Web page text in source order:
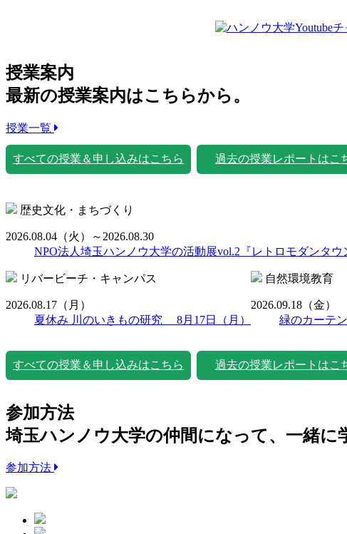
授業案内
最新の授業案内はこちらから。
授業一覧
すべての授業＆申し込みはこちら 過去の授業レポートはこ
歴史文化・まちづくり
2026.08.04 （火）
～2026.08.30
NPO法人埼玉ハンノウ大学の活動展vol.2『レトロモダンタウ
リバービーチ・キャンパス
2026.08.17 （月）
夏休み 川のいきもの研究 8月17日（月）
自然環境教育
2026.09.18 （金）
緑のカーテ
すべての授業＆申し込みはこちら 過去の授業レポートはこ
参加方法
埼玉ハンノウ大学の仲間になって、一緒に
参加方法